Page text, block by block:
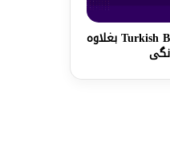
Turkish Baghlawa بغلاوه